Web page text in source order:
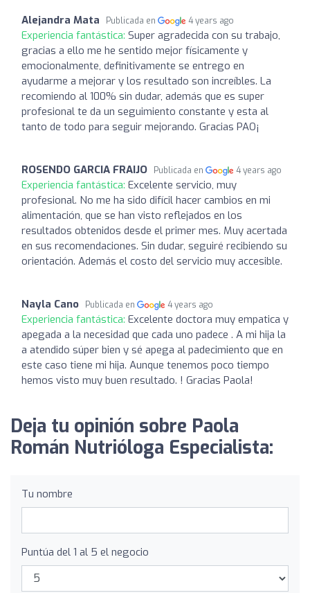
Alejandra Mata Publicada en 4 years ago
Experiencia fantástica: Super agradecida con su trabajo,
gracias a ello me he sentido mejor físicamente y
emocionalmente, definitivamente se entrego en
ayudarme a mejorar y los resultado son increíbles. La
recomiendo al 100% sin dudar, además que es super
profesional te da un seguimiento constante y esta al
tanto de todo para seguir mejorando. Gracias PAO¡
ROSENDO GARCIA FRAIJO Publicada en 4 years ago
Experiencia fantástica: Excelente servicio, muy
profesional. No me ha sido difícil hacer cambios en mi
alimentación, que se han visto reflejados en los
resultados obtenidos desde el primer mes. Muy acertada
en sus recomendaciones. Sin dudar, seguiré recibiendo su
orientación. Además el costo del servicio muy accesible.
Nayla Cano Publicada en 4 years ago
Experiencia fantástica: Excelente doctora muy empatica y
apegada a la necesidad que cada uno padece . A mi hija la
a atendido súper bien y sé apega al padecimiento que en
este caso tiene mi hija. Aunque tenemos poco tiempo
hemos visto muy buen resultado. ! Gracias Paola!
Deja tu opinión sobre Paola
Román Nutrióloga Especialista:
Tu nombre
Puntúa del 1 al 5 el negocio